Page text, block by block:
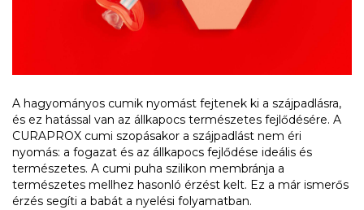
A hagyományos cumik nyomást fejtenek ki a szájpadlásra,
és ez hatással van az állkapocs természetes fejlődésére. A
CURAPROX cumi szopásakor a szájpadlást nem éri
nyomás: a fogazat és az állkapocs fejlődése ideális és
természetes. A cumi puha szilikon membránja a
természetes mellhez hasonló érzést kelt. Ez a már ismerős
érzés segíti a babát a nyelési folyamatban.